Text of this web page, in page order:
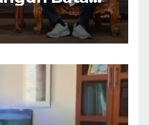
Investasi